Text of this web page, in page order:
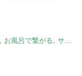
お風呂で繋がる サンルーム